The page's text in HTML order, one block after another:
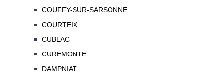
COUFFY-SUR-SARSONNE
COURTEIX
CUBLAC
CUREMONTE
DAMPNIAT